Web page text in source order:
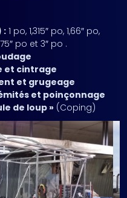
: 1 po, 1,315″ po, 1,66″ po,
po et 3″ po .
et cintrage
et grugeage
et poinçonnage
de loup » (Coping)